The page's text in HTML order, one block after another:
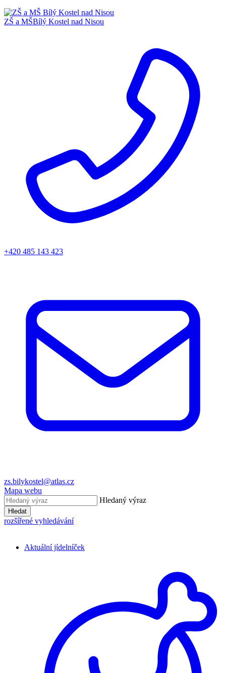
ZŠ a MŠBílý Kostel nad Nisou
+420 485 143 423
zs.bilykostel@atlas.cz
Mapa webu
Hledaný výraz
Hledat
rozšířené vyhledávání
Aktuální jídelníček